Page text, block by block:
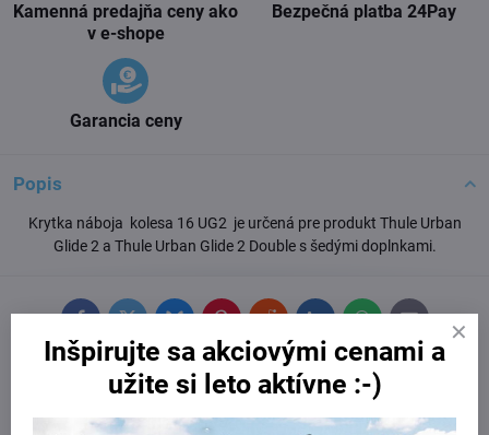
Kamenná predajňa ceny ako
v e-shope
Bezpečná platba 24Pay
Garancia ceny
Popis
Krytka náboja kolesa 16 UG2 je určená pre produkt Thule Urban
Glide 2 a Thule Urban Glide 2 Double s šedými doplnkami.
mail
Potrebujete poradiť?
Inšpirujte sa akciovými cenami a
užite si leto aktívne :-)